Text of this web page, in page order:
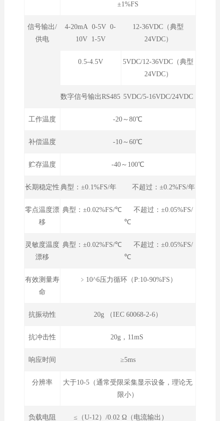
±1%FS
信号输出/
供电
4-20mA 0-5V 0-
10V 1-5V
12-36VDC（典型
24VDC）
0.5-4.5V
5VDC/12-36VDC（典型
24VDC）
数字信号输出RS485 5VDC/5-16VDC/24VDC
工作温度 -20～80℃
补偿温度 -10～60℃
贮存温度 -40～100℃
长期稳定性 典型：±0.1%FS/年 不超过：±0.2%FS/年
零点温度漂
移
典型：±0.02%FS/℃ 不超过：±0.05%FS/
℃
灵敏度温度
漂移
典型：±0.02%FS/℃ 不超过：±0.05%FS/
℃
有效测量寿
命
﹥10^6压力循环（P:10-90%FS）
抗振动性 20g （IEC 60068-2-6）
抗冲击性 20g，11mS
响应时间 ≥5ms
分辨率
大于10-5（通常受限采集显示设备，理论无
限小）
负载电阻
≤（U-12）/0.02 Ω（电流输出）